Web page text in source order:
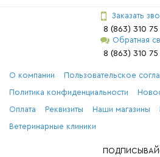
Заказать
8 (863) 310 75
Обратная
8 (863) 310 75
О компании Пользовательское
Политика конфиденциальности
Оплата Реквизиты Наши магазины
Ветеринарные клиники